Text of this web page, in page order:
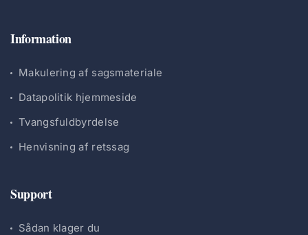
Information
Makulering af sagsmateriale
Datapolitik hjemmeside
Tvangsfuldbyrdelse
Henvisning af retssag
Support
Sådan klager du